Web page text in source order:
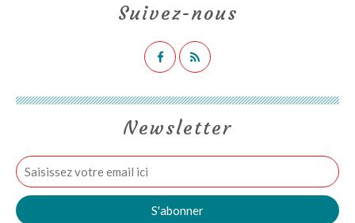
Newsletter
Suivez-nous